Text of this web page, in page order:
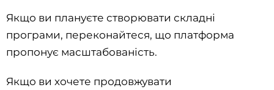
Якщо ви плануєте створювати складні
програми, переконайтеся, що платформа
пропонує масштабованість.
Якщо ви хочете продовжувати